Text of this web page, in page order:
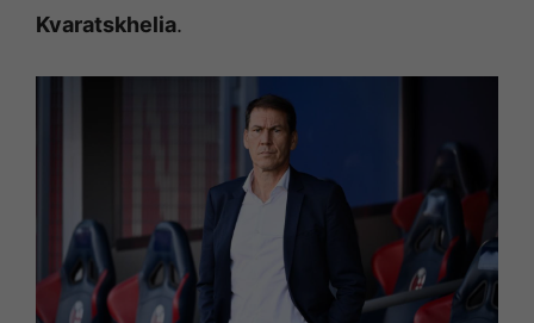
Kvaratskhelia.